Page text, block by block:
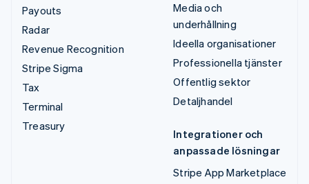
Payouts
Radar
Revenue Recognition
Stripe Sigma
Tax
Terminal
Treasury
Media och
underhållning
Ideella organisationer
Professionella tjänster
Offentlig sektor
Detaljhandel
Integrationer och
anpassade lösningar
Stripe App Marketplace